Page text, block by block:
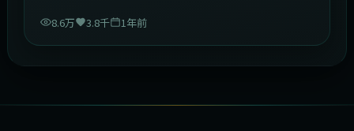
8.6万 3.8千 1年前